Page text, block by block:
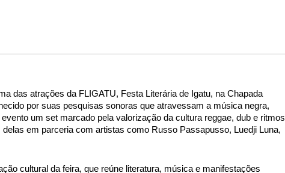
das atrações da FLIGATU, Festa Literária de Igatu, na Chapada
por suas pesquisas sonoras que atravessam a música negra,
um set marcado pela valorização da cultura reggae, dub e ritmos
em parceria com artistas como Russo Passapusso, Luedji Luna,
cultural da feira, que reúne literatura, música e manifestações